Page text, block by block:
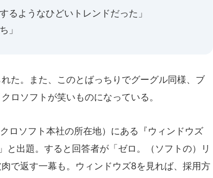
るようなひどいトレンドだった」
」
た。また、このとばっちりでグーグル同様、ブ
ロソフトが笑いものになっている。
ロソフト本社の所在地）にある『ウィンドウズ
と出題。すると回答者が「ゼロ。（ソフトの）リ
で返す一幕も。ウィンドウズ8を見れば、採用方